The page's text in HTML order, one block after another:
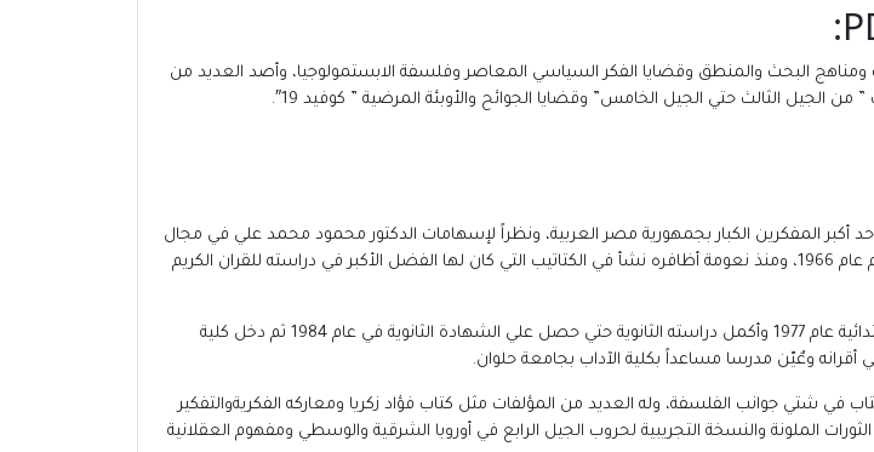
البحث والمنطق وقضايا الفكر السياسي المعاصر وفلسفة الابستمولوجيا، وأصد العديد من
الثالث حتي الجيل الخامس” وقضايا الجوائح والأوبئة المرضية ” كوفيد 19″.
أكبر المفكرين الكبار بجمهورية مصر العربية، ونظراً لإسهامات الدكتور محمود محمد علي في مجال
الفلسفة فقد أطلق عليه لقب المثقف الشامل، ولد في محافظة سوهاج بمدينة أخميم عام 1966، ومنذ نعومة أظافره نشأ في الكتاتيب التي كان لها الفضل الأكبر في دراسته للقران الكريم
ظل الدكتور محمود محمد علي محمد يكافح في دراسته حتي حصل علي الشهادة الابتدائية عام 1977 وأكمل دراسته الثانوية حتي حصل علي الشهادة الثانوية في عام 1984 ثم دخل كلية
شتي جوانب الفلسفة، وله العديد من المؤلفات مثل كتاب فؤاد زكريا ومعاركه الفكريةوالتفكير
الملونة والنسخة التجريبية لحروب الجيل الرابع في أوروبا الشرقية والوسطي ومفهوم العقلانية